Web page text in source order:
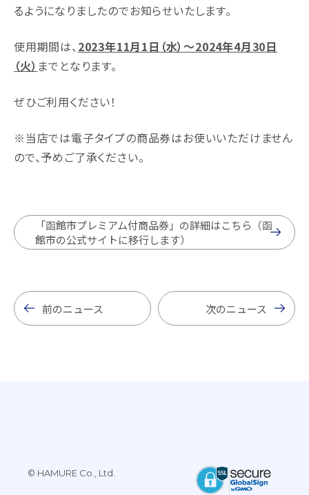
るようになりましたのでお知らせいたします。
使用期間は、 2023年11月1日（水）～2024年4月30日
（火） までとなります。
ぜひご利用ください！
※当店では電子タイプの商品券はお使いいただけません
ので、予めご了承ください。
「函館市プレミアム付商品券」の詳細はこちら（函
館市の公式サイトに移行します）
前のニュース 次のニュース
© HAMURE Co., Ltd.